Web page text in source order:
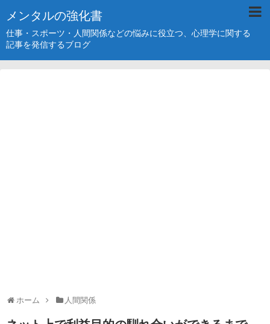
メンタルの強化書
仕事・スポーツ・人間関係などの悩みに役立つ、心理学に関する
記事を発信するブログ
ホーム 人間関係